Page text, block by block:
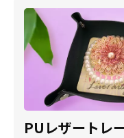
PUレザートレ